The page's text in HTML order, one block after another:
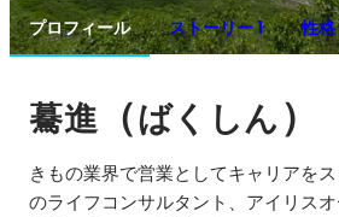
プロフィール ストーリー 1 性格
驀進（ばくしん）
きもの業界で営業としてキャリアを
のライフコンサルタント、アイリス